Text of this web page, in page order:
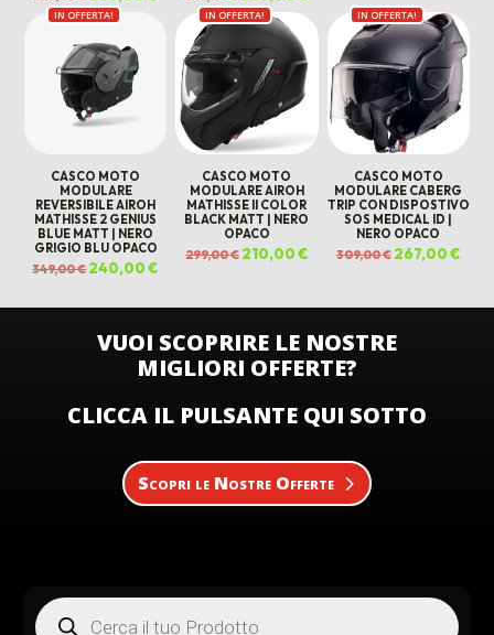
prezzo
originale
era:
prezzo
attuale
309,00 €.
prezzo
originale
era:
349,00 €.
prezzo
attuale
è:
309,00 €.
era:
309,00 €.
IN OFFERTA!
CASCO MOTO
MODULARE
REVERSIBILE AIROH
MATHISSE 2 GENIUS
BLUE MATT | NERO
GRIGIO BLU OPACO
349,00€Il
prezzo
349,00 €.
240,00€
240,00 €.
IN OFFERTA!
CASCO MOTO
MODULARE AIROH
MATHISSE II COLOR
BLACK MATT | NERO
OPACO
299,00€ Il
prezzo
210,00€Il
prezzo
IN OFFERTA!
CASCO MOTO
MODULARE CABERG
TRIP CON DISPOSTIVO
SOS MEDICAL ID |
NERO OPACO
309,00€ Il
prezzo
267,00€Il
VUOI SCOPRIRE LE NOSTRE
MIGLIORI OFFERTE?
CLICCA IL PULSANTE QUI SOTTO
Scopri le Nostre Offerte
Products
search